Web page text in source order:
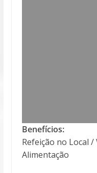
Benefícios:
Refeição no Local
Alimentação